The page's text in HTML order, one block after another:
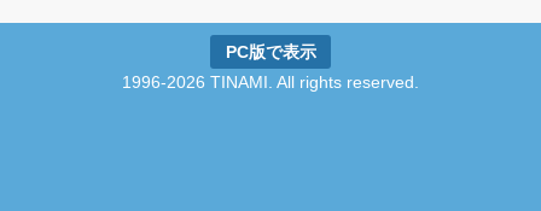
PC版で表示
1996-2026 TINAMI. All rights reserved.